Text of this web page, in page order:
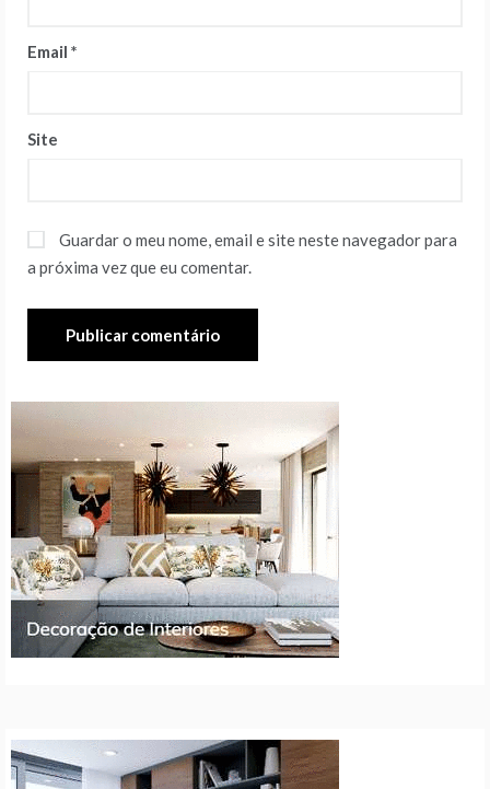
Email *
Site
Guardar o meu nome, email e site neste navegador para
a próxima vez que eu comentar.